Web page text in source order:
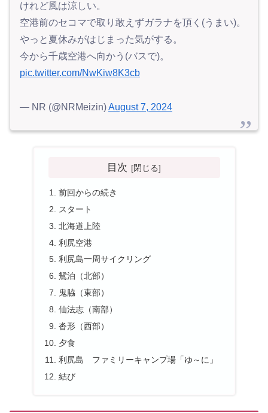
けれど風は涼しい。
空港前のセコマで取り敢えずガラナを頂く(うまい)。
やっと夏休みがはじまった気がする。
今から千歳空港へ向かう(バスで)。
pic.twitter.com/NwKiw8K3cb
— NR (@NRMeizin)August 7, 2024
目次
前回からの続き
スタート
北海道上陸
利尻空港
利尻島一周サイクリング
鴛泊（北部）
鬼脇（東部）
仙法志（南部）
沓形（西部）
夕食
利尻島 ファミリーキャンプ場「ゆ～に」
結び